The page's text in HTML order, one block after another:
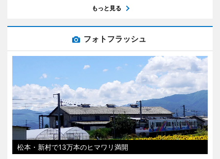
もっと見る
フォトフラッシュ
松本・新村で13万本のヒマワリ満開